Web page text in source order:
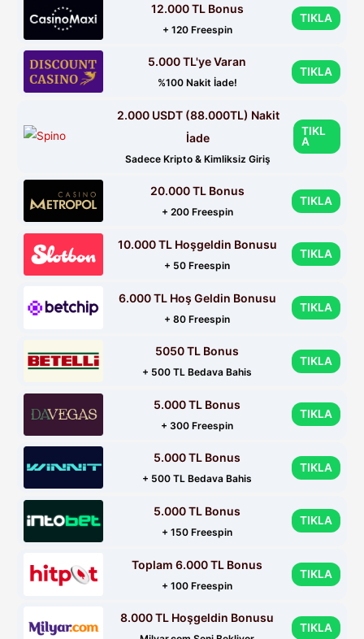
12.000 TL Bonus
+ 120 Freespin
TIKLA
5.000 TL'ye Varan
%100 Nakit İade!
TIKLA
2.000 USDT (88.000TL) Nakit
İade
Sadece Kripto & Kimliksiz Giriş
TIKL
A
20.000 TL Bonus
+ 200 Freespin
TIKLA
10.000 TL Hoşgeldin Bonusu
+ 50 Freespin
TIKLA
6.000 TL Hoş Geldin Bonusu
+ 80 Freespin
TIKLA
5050 TL Bonus
+ 500 TL Bedava Bahis
TIKLA
5.000 TL Bonus
+ 300 Freespin
TIKLA
5.000 TL Bonus
+ 500 TL Bedava Bahis
TIKLA
5.000 TL Bonus
+ 150 Freespin
TIKLA
Toplam 6.000 TL Bonus
+ 100 Freespin
TIKLA
8.000 TL Hoşgeldin Bonusu
TIKLA